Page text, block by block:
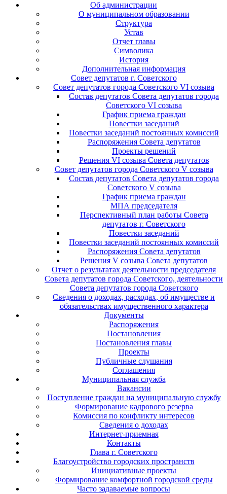
Об администрации
О муниципальном образовании
Структура
Устав
Отчет главы
Символика
История
Дополнительная информация
Совет депутатов г. Советского
Совет депутатов города Советского VI созыва
Состав депутатов Совета депутатов города
Советского VI созыва
График приема граждан
Повестки заседаний
Повестки заседаний постоянных комиссий
Распоряжения Совета депутатов
Проекты решений
Решения VI созыва Совета депутатов
Совет депутатов города Советского V созыва
Состав депутатов Совета депутатов города
Советского V созыва
График приема граждан
МПА председателя
Перспективный план работы Совета
депутатов г. Советского
Повестки заседаний
Повестки заседаний постоянных комиссий
Распоряжения Совета депутатов
Решения V созыва Совета депутатов
Отчет о результатах деятельности председателя
Совета депутатов города Советского, деятельности
Совета депутатов города Советского
Сведения о доходах, расходах, об имуществе и
обязательствах имущественного характера
Документы
Распоряжения
Постановления
Постановления главы
Проекты
Публичные слушания
Соглашения
Муниципальная служба
Вакансии
Поступление граждан на муниципальную службу
Формирование кадрового резерва
Комиссия по конфликту интересов
Сведения о доходах
Интернет-приемная
Контакты
Глава г. Советского
Благоустройство городских пространств
Инициативные проекты
Формирование комфортной городской среды
Часто задаваемые вопросы